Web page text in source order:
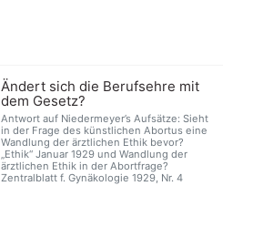
Ändert sich die Berufsehre mit
dem Gesetz?
Antwort auf Niedermeyer’s Aufsätze: Sieht
in der Frage des künstlichen Abortus eine
Wandlung der ärztlichen Ethik bevor?
„Ethik“ Januar 1929 und Wandlung der
ärztlichen Ethik in der Abortfrage?
Zentralblatt f. Gynäkologie 1929, Nr. 4